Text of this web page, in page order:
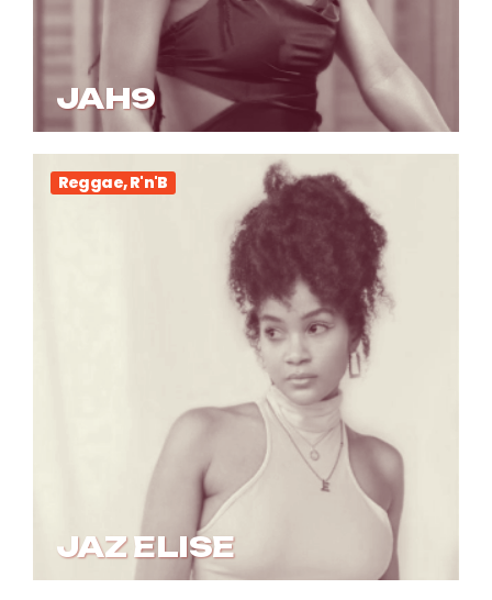
JAH9
Reggae, R'n'B
JAZ ELISE